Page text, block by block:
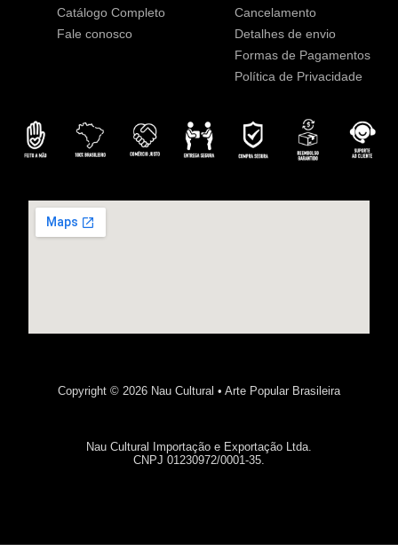
Catálogo Completo
Fale conosco
Cancelamento
Detalhes de envio
Formas de Pagamentos
Política de Privacidade
Copyright © 2026 Nau Cultural • Arte Popular Brasileira
Nau Cultural Importação e Exportação Ltda.
CNPJ 01230972/0001-35.